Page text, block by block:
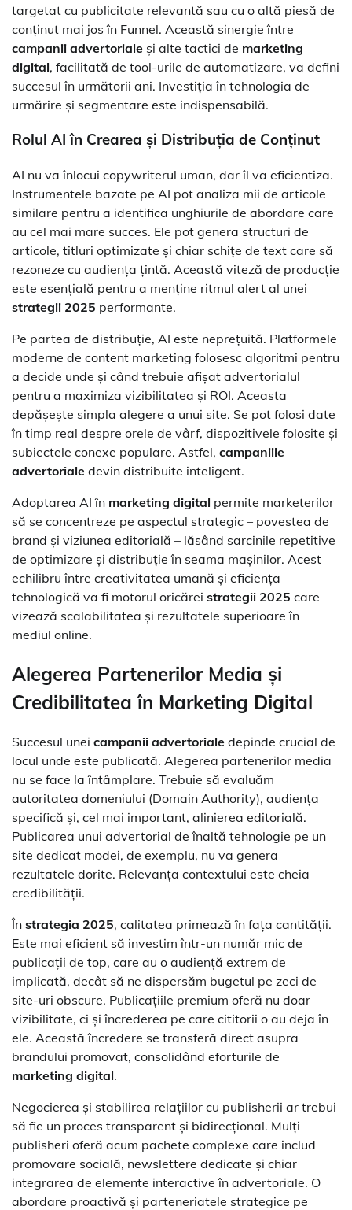
targetat cu publicitate relevantă sau cu o altă piesă de
conținut mai jos în Funnel. Această sinergie între
campanii advertoriale și alte tactici de marketing
digital, facilitată de tool-urile de automatizare, va defini
succesul în următorii ani. Investiția în tehnologia de
urmărire și segmentare este indispensabilă.
Rolul AI în Crearea și Distribuția de Conținut
AI nu va înlocui copywriterul uman, dar îl va eficientiza.
Instrumentele bazate pe AI pot analiza mii de articole
similare pentru a identifica unghiurile de abordare care
au cel mai mare succes. Ele pot genera structuri de
articole, titluri optimizate și chiar schițe de text care să
rezoneze cu audiența țintă. Această viteză de producție
este esențială pentru a menține ritmul alert al unei
strategii 2025 performante.
Pe partea de distribuție, AI este neprețuită. Platformele
moderne de content marketing folosesc algoritmi pentru
a decide unde și când trebuie afișat advertorialul
pentru a maximiza vizibilitatea și ROI. Aceasta
depășește simpla alegere a unui site. Se pot folosi date
în timp real despre orele de vârf, dispozitivele folosite și
subiectele conexe populare. Astfel, campaniile
advertoriale devin distribuite inteligent.
Adoptarea AI în marketing digital permite marketerilor
să se concentreze pe aspectul strategic – povestea de
brand și viziunea editorială – lăsând sarcinile repetitive
de optimizare și distribuție în seama mașinilor. Acest
echilibru între creativitatea umană și eficiența
tehnologică va fi motorul oricărei strategii 2025 care
vizează scalabilitatea și rezultatele superioare în
mediul online.
Alegerea Partenerilor Media și
Credibilitatea în Marketing Digital
Succesul unei campanii advertoriale depinde crucial de
locul unde este publicată. Alegerea partenerilor media
nu se face la întâmplare. Trebuie să evaluăm
autoritatea domeniului (Domain Authority), audiența
specifică și, cel mai important, alinierea editorială.
Publicarea unui advertorial de înaltă tehnologie pe un
site dedicat modei, de exemplu, nu va genera
rezultatele dorite. Relevanța contextului este cheia
credibilității.
În strategia 2025, calitatea primează în fața cantității.
Este mai eficient să investim într-un număr mic de
publicații de top, care au o audiență extrem de
implicată, decât să ne dispersăm bugetul pe zeci de
site-uri obscure. Publicațiile premium oferă nu doar
vizibilitate, ci și încrederea pe care cititorii o au deja în
ele. Această încredere se transferă direct asupra
brandului promovat, consolidând eforturile de
marketing digital.
Negocierea și stabilirea relațiilor cu publisherii ar trebui
să fie un proces transparent și bidirecțional. Mulți
publisheri oferă acum pachete complexe care includ
promovare socială, newslettere dedicate și chiar
integrarea de elemente interactive în advertoriale. O
abordare proactivă și parteneriatele strategice pe